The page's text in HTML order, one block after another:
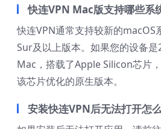
快连VPN Mac版支持哪些系
快连VPN通常支持较新的macOS
Sur及以上版本。如果您的设备
Mac，搭载了Apple Silicon芯片
该芯片优化的原生版本。
安装快连VPN后无法打开怎